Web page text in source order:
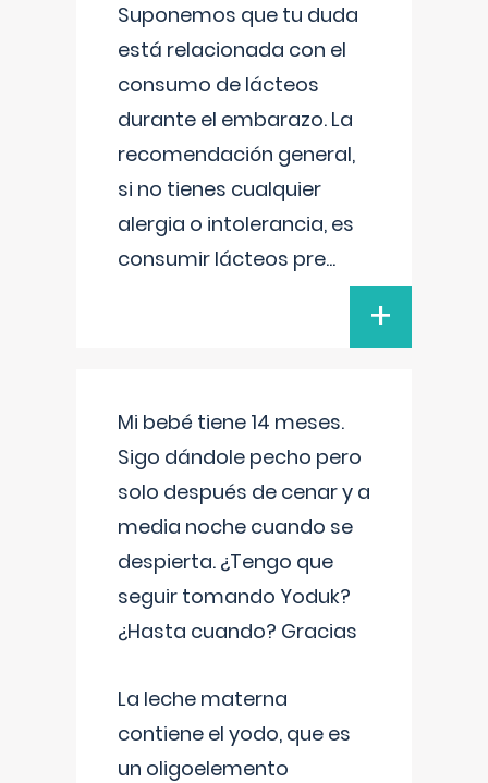
Suponemos que tu duda
está relacionada con el
consumo de lácteos
durante el embarazo. La
recomendación general,
si no tienes cualquier
alergia o intolerancia, es
consumir lácteos pre...
+
Mi bebé tiene 14 meses.
Sigo dándole pecho pero
solo después de cenar y a
media noche cuando se
despierta. ¿Tengo que
seguir tomando Yoduk?
¿Hasta cuando? Gracias
La leche materna
contiene el yodo, que es
un oligoelemento